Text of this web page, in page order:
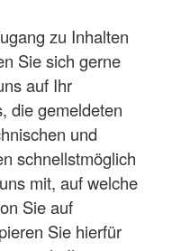
zu Inhalten
Sie sich gerne
auf Ihr
die gemeldeten
und
schnellstmöglich
mit, auf welche
Sie auf
Sie hierfür